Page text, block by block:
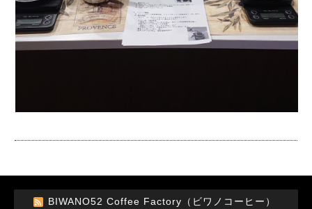
BIWANO52 Coffee Factory（ビワノコーヒー）